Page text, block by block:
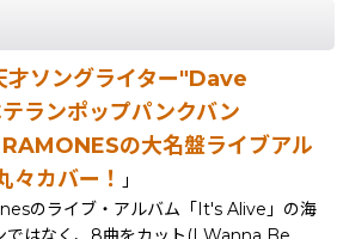
才ソングライター"Dave
ランポップパンクバン
の大名盤ライブアル
カバー！
」
のライブ・アルバム「It's Alive」の海